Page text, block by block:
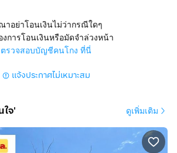
าอย่าโอนเงินไม่ว่ากรณีใดๆ
งการโอนเงินหรือมัดจำล่วงหน้า
ตรวจสอบบัญชีคนโกง ที่นี่
แจ้งประกาศไม่เหมาะสม
จ' ดูเพิ่มเติม